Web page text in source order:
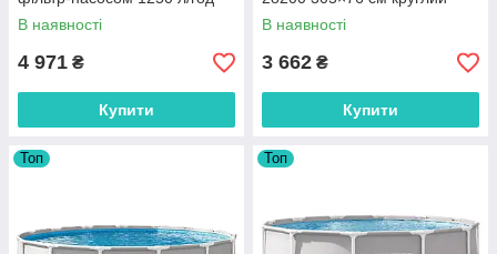
В наявності
4 971 ₴
Купити
В наявності
3 662 ₴
Купити
Топ Топ